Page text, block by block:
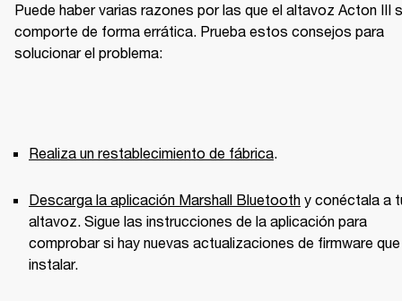
Puede haber varias razones por las que el altavoz Acton III
comporte de forma errática. Prueba estos consejos para
solucionar el problema:
Realiza un restablecimiento de fábrica.
Descarga la aplicación Marshall Bluetooth y conéctala a
altavoz. Sigue las instrucciones de la aplicación para
comprobar si hay nuevas actualizaciones de firmware que
instalar.